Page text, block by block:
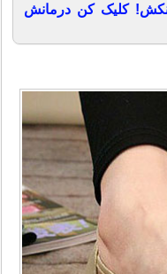
کلیک کن درمانش